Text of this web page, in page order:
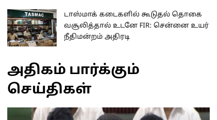
டாஸ்மாக் கடைகளில் கூடுதல் தொகை
வசூலித்தால் உடனே FIR: சென்னை உயர்
நீதிமன்றம் அதிரடி
அதிகம் பார்க்கும்
செய்திகள்